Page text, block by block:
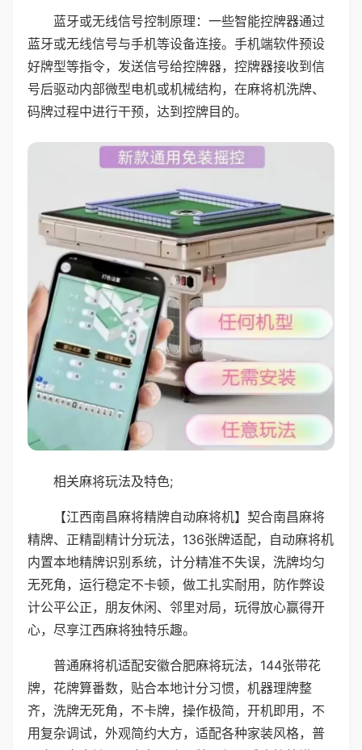
蓝牙或无线信号控制原理：一些智能控牌器通过
蓝牙或无线信号与手机等设备连接。手机端软件预设
好牌型等指令，发送信号给控牌器，控牌器接收到信
号后驱动内部微型电机或机械结构，在麻将机洗牌、
码牌过程中进行干预，达到控牌目的。
相关麻将玩法及特色;
【江西南昌麻将精牌自动麻将机】契合南昌麻将
精牌、正精副精计分玩法，136张牌适配，自动麻将机
内置本地精牌识别系统，计分精准不失误，洗牌均匀
无死角，运行稳定不卡顿，做工扎实耐用，防作弊设
计公平公正，朋友休闲、邻里对局，玩得放心赢得开
心，尽享江西麻将独特乐趣。
普通麻将机适配安徽合肥麻将玩法，144张带花
牌，花牌算番数，贴合本地计分习惯，机器理牌整
齐，洗牌无死角，不卡牌，操作极简，开机即用，不
用复杂调试，外观简约大方，适配各种家装风格，普